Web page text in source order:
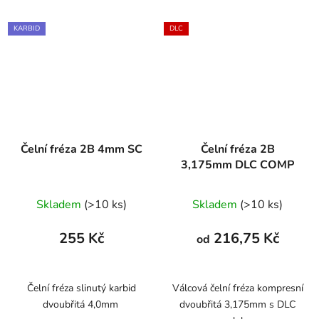
KARBID
Čelní fréza 2B 4mm SC
Skladem (>10 ks)
255 Kč
Čelní fréza slinutý karbid
dvoubřitá 4,0mm
DLC
Čelní fréza 2B
3,175mm DLC COMP
Skladem (>10 ks)
od 216,75 Kč
Válcová čelní fréza kompresní
dvoubřitá 3,175mm s DLC